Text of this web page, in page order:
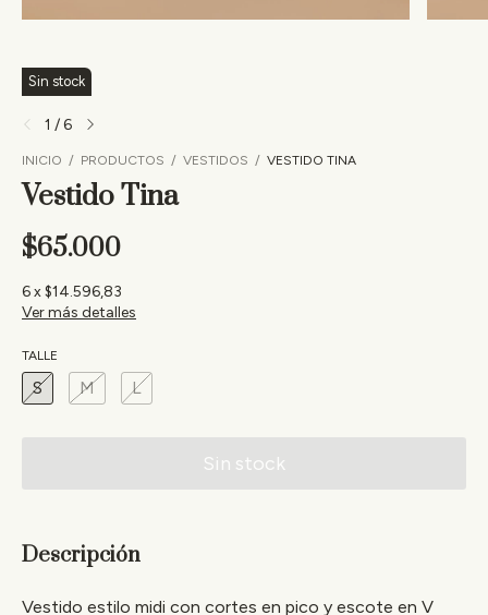
Sin stock
1 /6
INICIO / PRODUCTOS / VESTIDOS / VESTIDO TINA
Vestido Tina
$65.000
6x$14.596,83
Ver más detalles
TALLE
S M L
Descripción
Vestido estilo midi con cortes en pico y escote en V